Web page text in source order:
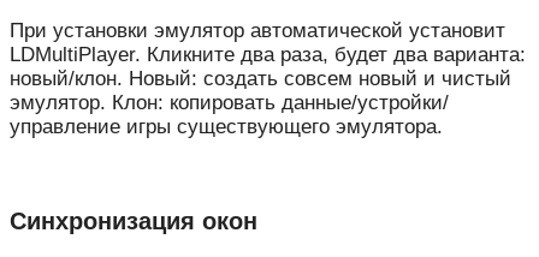
При установки эмулятор автоматической установит
LDMultiPlayer. Кликните два раза, будет два варианта:
новый/клон. Новый: создать совсем новый и чистый
эмулятор. Клон: копировать данные/устройки/
управление игры существующего эмулятора.
Синхронизация окон